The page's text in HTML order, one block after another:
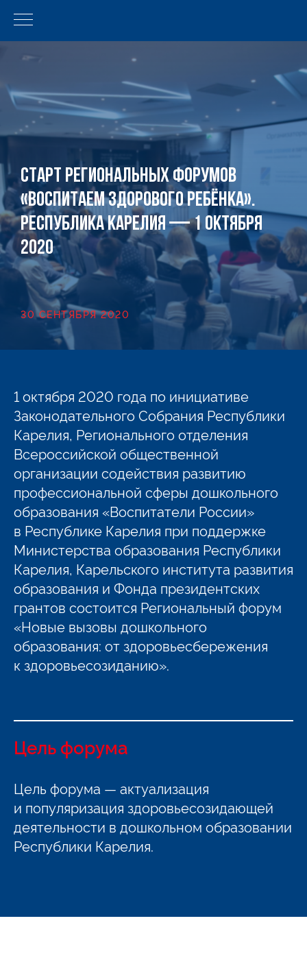
Старт региональных форумов
«Воспитаем здорового ребёнка».
Республика Карелия — 1 октября
2020
30 СЕНТЯБРЯ 2020
1 октября 2020 года по инициативе
Законодательного Собрания Республики
Карелия, Регионального отделения
Всероссийской общественной
организации содействия развитию
профессиональной сферы дошкольного
образования «Воспитатели России»
в Республике Карелия при поддержке
Министерства образования Республики
Карелия, Карельского института развития
образования и Фонда президентских
грантов состоится Региональный форум
«Новые вызовы дошкольного
образования: от здоровьесбережения
к здоровьесозиданию».
Цель форума
Цель форума — актуализация
и популяризация здоровьесозидающей
деятельности в дошкольном образовании
Республики Карелия.